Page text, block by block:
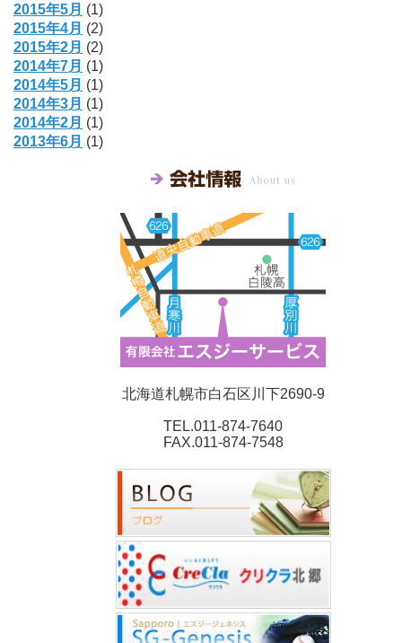
2015年5月 (1)
2015年4月 (2)
2015年2月 (2)
2014年7月 (1)
2014年5月 (1)
2014年3月 (1)
2014年2月 (1)
2013年6月 (1)
北海道札幌市白石区川下2690-9
TEL.011-874-7640
FAX.011-874-7548